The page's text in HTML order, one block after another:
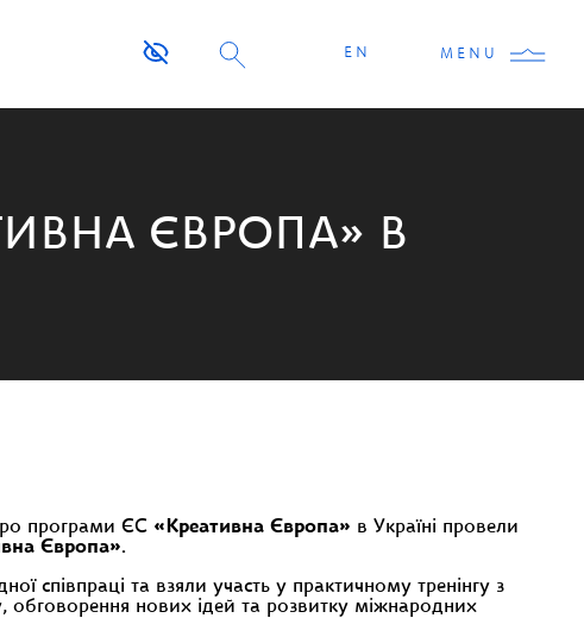
EN MENU
ЄВРОПА» В
програми ЄС «Креативна Європа» в Україні провели
Європа».
та взяли участь у практичному тренінгу з
обговорення нових ідей та розвитку міжнародних